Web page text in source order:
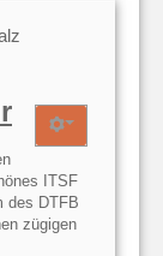
ITSF
des DTFB
zügigen